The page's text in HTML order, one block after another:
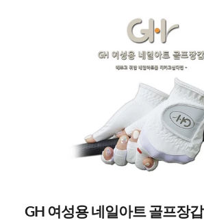
GH 여성용 네일아트 골프장갑